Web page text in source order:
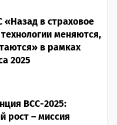
«Назад в страховое
меняются,
в рамках
2025
ВСС-2025:
рост – миссия